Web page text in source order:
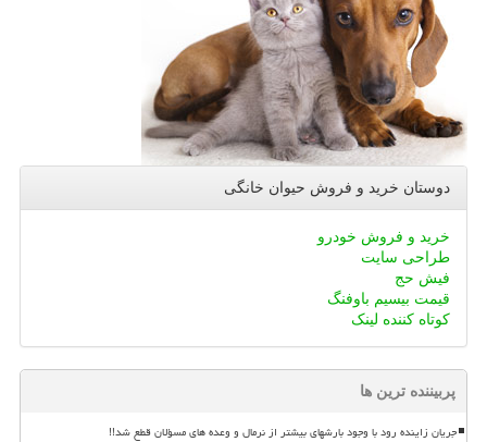
دوستان خرید و فروش حیوان خانگی
خرید و فروش خودرو
طراحی سایت
فیش حج
قیمت بیسیم باوفنگ
کوتاه کننده لینک
پربیننده ترین ها
جریان زاینده رود با وجود بارشهای بیشتر از نرمال و وعده های مسؤلان قطع شد!!